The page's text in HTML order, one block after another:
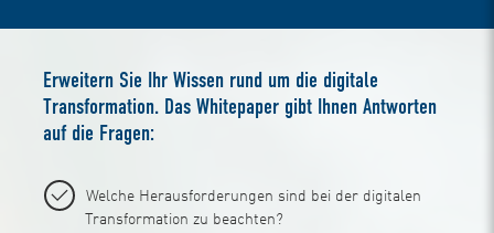
Erweitern Sie Ihr Wissen rund um die digitale
Transformation. Das Whitepaper gibt Ihnen Antworten
auf die Fragen:
Welche Herausforderungen sind bei der digitalen
Transformation zu beachten?